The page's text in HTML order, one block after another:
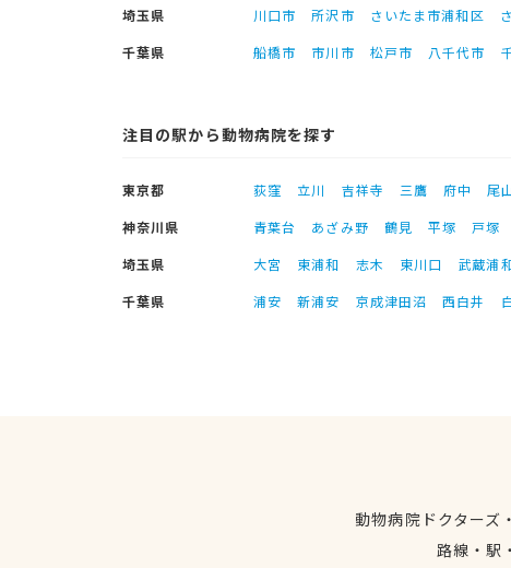
埼玉県
川口市 所沢市 さいたま市浦和区
千葉県
船橋市 市川市 松戸市 八千代市
注目の駅から動物病院を探す
東京都 荻窪 立川 吉祥寺 三鷹 府中 尾
神奈川県
青葉台 あざみ野 鶴見 平塚 戸塚
埼玉県
大宮 東浦和 志木 東川口 武蔵浦
千葉県
浦安 新浦安 京成津田沼 西白井
動物病院ドクターズ
路線・駅